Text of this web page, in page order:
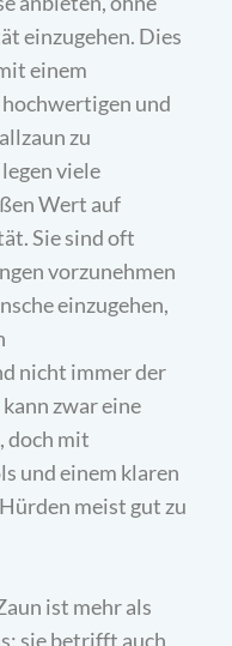
einzugehen. Dies
einem
und
zu
viele
Wert auf
Sie sind oft
vorzunehmen
einzugehen,
nicht immer der
zwar eine
doch mit
und einem klaren
meist gut zu
ist mehr als
sie betrifft auch